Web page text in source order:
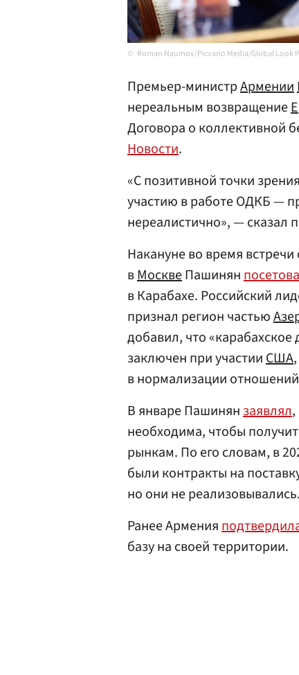
Roman Naumov/Picvario Media/Global Look
Премьер-министрАрмении
нереальным возвращение
Договора о коллективной
Новости.
«С позитивной точки
участию в работе ОДКБ —
нереалистично», — сказал
Накануне во время
вМосквеПашинян
в Карабахе. Российский
признал регион частью
добавил, что
заключен при участииСША
в нормализации
В январе Пашинянзаявлял
необходима, чтобы
рынкам. По его словам, в
были контракты на
но они не реализовывались.
Ранее Армения
базу на своей территории.